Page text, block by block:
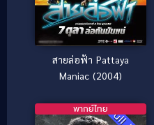
สายล่อฟ้า Pattaya
Maniac (2004)
พากย์ไทย